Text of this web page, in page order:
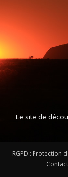
Le site de
RGPD : Protection
Contact